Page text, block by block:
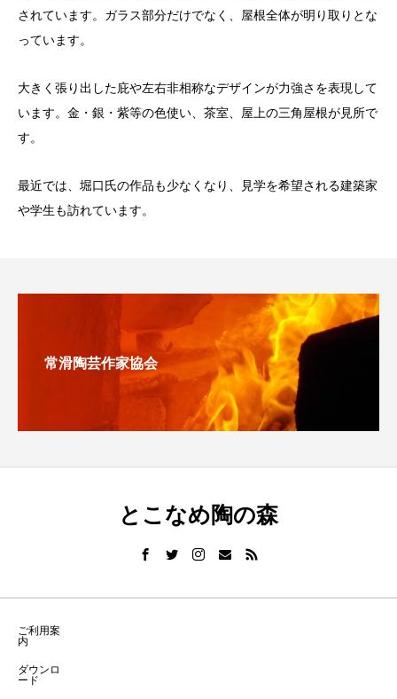
されています。ガラス部分だけでなく、屋根全体が明り取りとな
っています。
大きく張り出した庇や左右非相称なデザインが力強さを表現して
います。金・銀・紫等の色使い、茶室、屋上の三角屋根が見所で
す。
最近では、堀口氏の作品も少なくなり、見学を希望される建築家
や学生も訪れています。
常滑陶芸作家協会
とこなめ陶の森
ご利用案
内
ダウンロ
ード